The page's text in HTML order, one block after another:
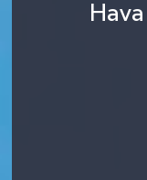
Son Dakika